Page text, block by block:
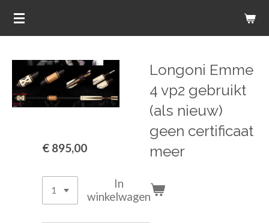
Ga
de
hoofdinhoud
Longoni Emme
4 vp2 gebruikt
(als nieuw)
geen certificaat
meer
€ 895,00
In
winkelwagen